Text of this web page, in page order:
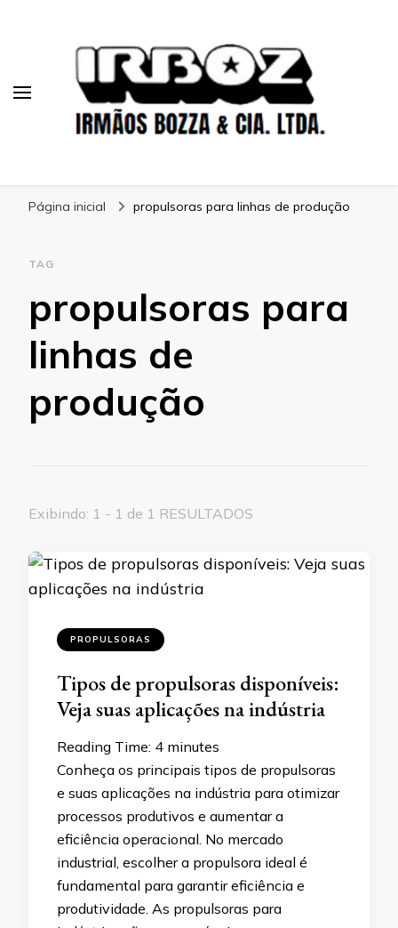
Página inicial propulsoras para linhas de produção
TAG
propulsoras para
linhas de
produção
Exibindo: 1 - 1 de 1 RESULTADOS
PROPULSORAS
Tipos de propulsoras disponíveis:
Veja suas aplicações na indústria
Reading Time: 4 minutes
Conheça os principais tipos de propulsoras
e suas aplicações na indústria para otimizar
processos produtivos e aumentar a
eficiência operacional. No mercado
industrial, escolher a propulsora ideal é
fundamental para garantir eficiência e
produtividade. As propulsoras para